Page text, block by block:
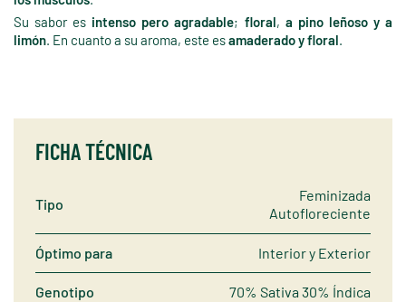
Su sabor es intenso pero agradable; floral, a pino leñoso y a
limón. En cuanto a su aroma, este esamaderado y floral.
FICHA TÉCNICA
Tipo
Feminizada
Autofloreciente
Óptimo para Interior y Exterior
Genotipo 70% Sativa 30% Índica